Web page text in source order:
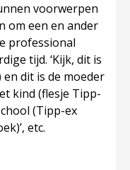
voorwerpen
om een en ander
professional
tijd. ‘Kijk, dit is
dit is de moeder
kind (flesje Tipp-
(Tipp-ex
etc.